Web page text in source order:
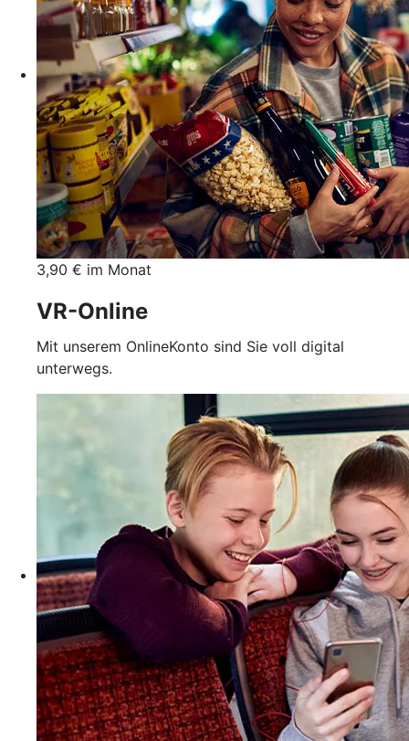
3,90 € im Monat
VR-Online
Mit unserem OnlineKonto sind Sie voll digital
unterwegs.